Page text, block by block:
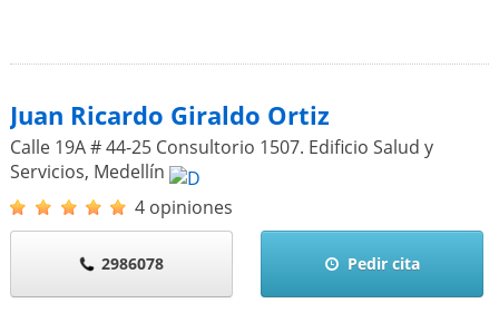
Juan Ricardo Giraldo Ortiz
Calle 19A # 44-25 Consultorio 1507. Edificio Salud y
Servicios, Medellín
4 opiniones
2986078 Pedir cita